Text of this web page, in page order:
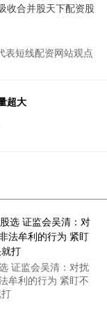
收合并股天下配资股
表短线配资网站观点
超大
证监会吴清：对扰
牟利的行为 紧盯不